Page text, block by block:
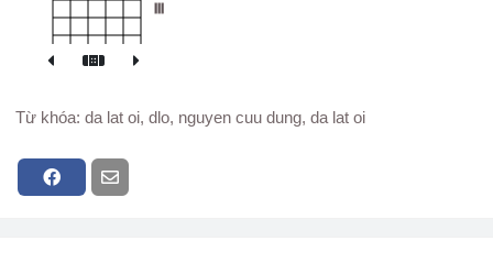
Từ khóa: da lat oi, dlo, nguyen cuu dung, da lat oi